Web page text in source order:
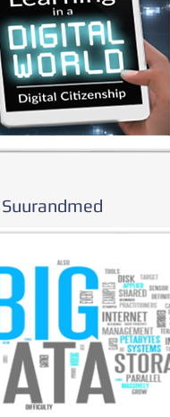
Suurandmed